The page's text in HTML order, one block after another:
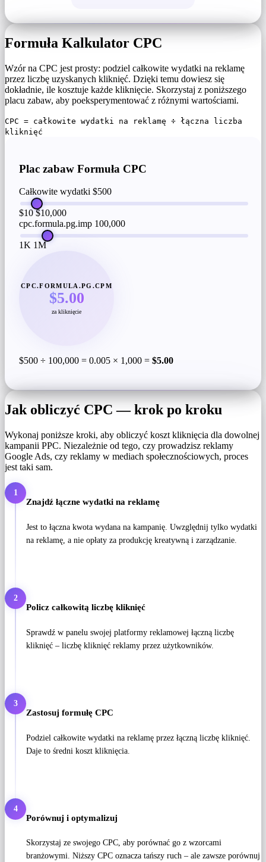
Formuła Kalkulator CPC
Wzór na CPC jest prosty: podziel całkowite wydatki na reklamę
przez liczbę uzyskanych kliknięć. Dzięki temu dowiesz się
dokładnie, ile kosztuje każde kliknięcie. Skorzystaj z poniższego
placu zabaw, aby poeksperymentować z różnymi wartościami.
CPC = całkowite wydatki na reklamę ÷ łączna liczba
kliknięć
Plac zabaw Formuła CPC
Całkowite wydatki $500
$10 $10,000
cpc.formula.pg.imp 100,000
1K 1M
CPC.FORMULA.PG.CPM
$5.00
za kliknięcie
$500 ÷ 100,000 = 0.005 × 1,000 = $5.00
Jak obliczyć CPC — krok po kroku
Wykonaj poniższe kroki, aby obliczyć koszt kliknięcia dla dowolnej
kampanii PPC. Niezależnie od tego, czy prowadzisz reklamy
Google Ads, czy reklamy w mediach społecznościowych, proces
jest taki sam.
1
Znajdź łączne wydatki na reklamę
Jest to łączna kwota wydana na kampanię. Uwzględnij tylko wydatki
na reklamę, a nie opłaty za produkcję kreatywną i zarządzanie.
2
Policz całkowitą liczbę kliknięć
Sprawdź w panelu swojej platformy reklamowej łączną liczbę
kliknięć – liczbę kliknięć reklamy przez użytkowników.
3
Zastosuj formułę CPC
Podziel całkowite wydatki na reklamę przez łączną liczbę kliknięć.
Daje to średni koszt kliknięcia.
4
Porównuj i optymalizuj
Skorzystaj ze swojego CPC, aby porównać go z wzorcami
branżowymi. Niższy CPC oznacza tańszy ruch – ale zawsze porównuj